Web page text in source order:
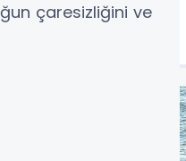
çaresizliğini ve